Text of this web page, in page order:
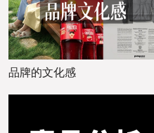
品牌的文化感